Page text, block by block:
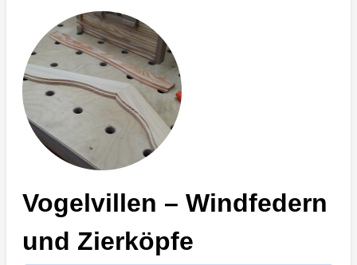
Vogelvillen – Windfedern
und Zierköpfe